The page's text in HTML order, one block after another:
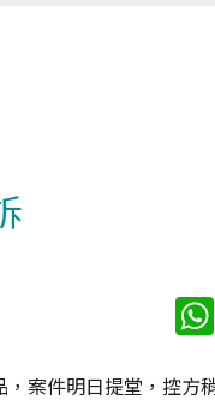
案件明日提堂，控方